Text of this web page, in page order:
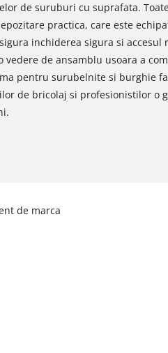
a
de suruburi cu suprafata.
practica, care este
inchiderea sigura si
vedere de ansamblu usoara a
pentru surubelnite si burghie
de bricolaj si profesionistilor o